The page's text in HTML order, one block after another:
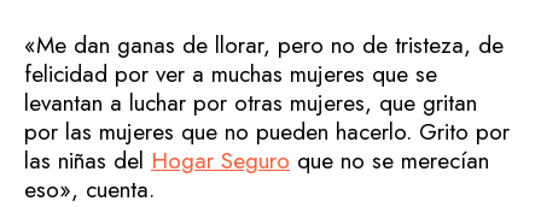
«Me dan ganas de llorar, pero no de tristeza, de
felicidad por ver a muchas mujeres que se
levantan a luchar por otras mujeres, que gritan
por las mujeres que no pueden hacerlo. Grito por
las niñas del Hogar Seguro que no se merecían
eso», cuenta.